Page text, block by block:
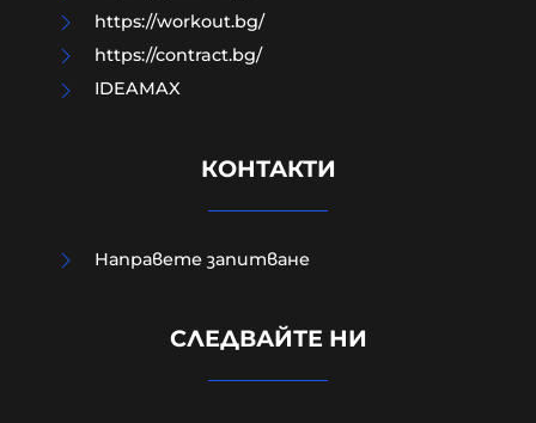
Кошмар: Непълнолетните
гасили фасове в него и рисували
https://workout.bg/
https://contract.bg/
IDEAMAX
КОНТАКТИ
Направете запитване
СЛЕДВАЙТЕ НИ